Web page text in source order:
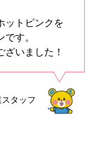
ットピンクを
す。
いました！
タッフ